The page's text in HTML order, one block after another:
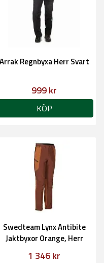
Arrak Regnbyxa Herr Svart
999 kr
KÖP
Swedteam Lynx Antibite
Jaktbyxor Orange, Herr
1 346 kr